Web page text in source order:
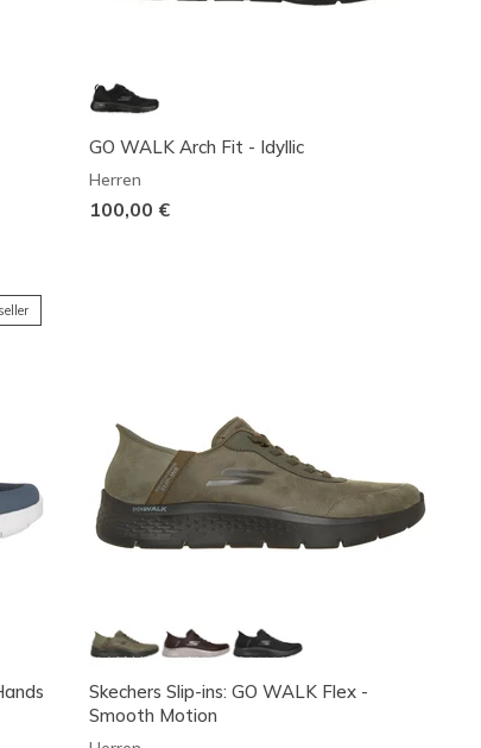
GO WALK Arch Fit - Idyllic
Herren
100,00 €
Skechers Slip-ins: GO WALK Flex -
Smooth Motion